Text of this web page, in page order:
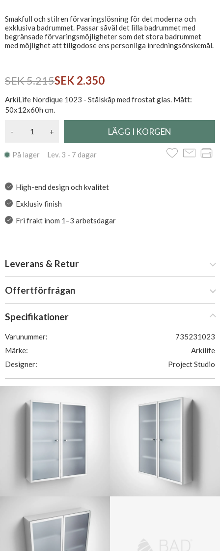
Smakfull och stilren förvaringslösning för det moderna och
exklusiva badrummet. Passar såväl det lilla badrummet med
begränsade förvaringsmöjligheter som det stora badrummet
med möjlighet att tillgodose ens personliga inredningsönskemål.
SEK 5.215SEK 2.350
ArkiLife Nordique 1023 - Stålskåp med frostat glas. Mått:
50x12x60h cm.
- +
På lager Lev. 3 - 7 dagar
High-end design och kvalitet
Exklusiv finish
Fri frakt inom 1–3 arbetsdagar
Leverans & Retur
Offertförfrågan
Specifikationer
Varunummer:
735231023
Märke:
Arkilife
Designer:
Project Studio